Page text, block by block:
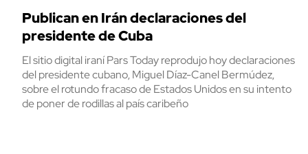
Publican en Irán declaraciones del
presidente de Cuba
El sitio digital iraní Pars Today reprodujo hoy declaraciones
del presidente cubano, Miguel Díaz-Canel Bermúdez,
sobre el rotundo fracaso de Estados Unidos en su intento
de poner de rodillas al país caribeño